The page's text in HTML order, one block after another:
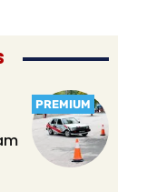
PREMIUM